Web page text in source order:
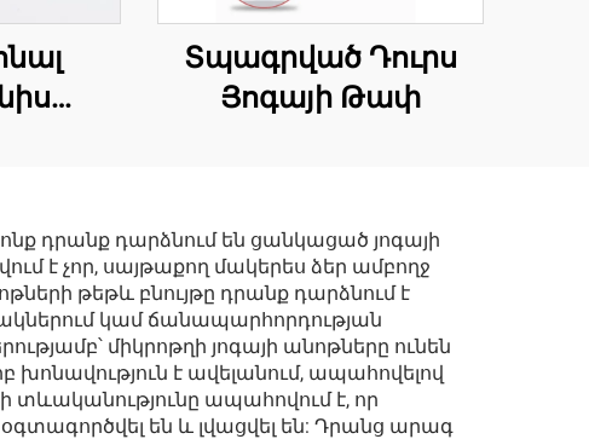
Տպագրված Դուրս
Յոգայի Թափ
դրանք դարձնում են ցանկացած յոգայի
է չոր, սայթաքող մակերես ձեր ամբողջ
թեթև բնույթը դրանք դարձնում է
կամ ճանապարհորդության
միկրոթղի յոգայի անոթները ունեն
է ավելանում, ապահովելով
տևականությունը ապահովում է, որ
են և լվացվել են: Դրանց արագ